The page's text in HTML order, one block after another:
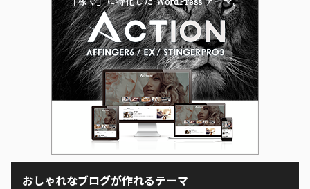
おしゃれなブログが作れるテーマ